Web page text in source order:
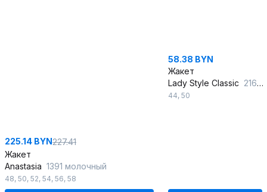
225.14 BYN227.41
Жакет
Anastasia 1391 молочный
48, 50, 52, 54, 56, 58
58.38 BYN
Жакет
Lady Style Classic 2164/4
44, 50